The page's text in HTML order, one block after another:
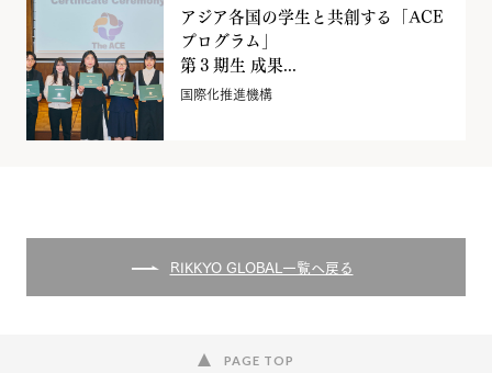
アジア各国の学生と共創する「ACE
プログラム」
第３期生 成果...
国際化推進機構
RIKKYO GLOBAL一覧へ戻る
PAGE TOP